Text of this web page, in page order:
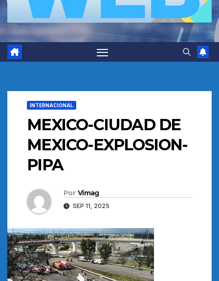
INTERNACIONAL
MEXICO-CIUDAD DE
MEXICO-EXPLOSION-
PIPA
Por Vimag
SEP 11, 2025